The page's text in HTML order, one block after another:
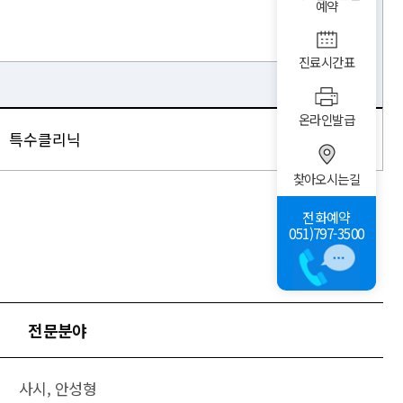
전문분야
사시, 안성형
예약
진료시간표
온라인발급
찾아오시는길
전화예약
051)797-3500